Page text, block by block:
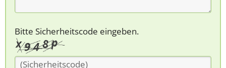
Bitte Sicherheitscode eingeben.